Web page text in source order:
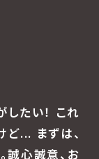
たい！ これ
ど... まずは、
誠心誠意、お